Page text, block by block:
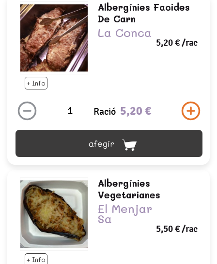
+ Info
Albergínies Facides
De Carn
La Conca
5,20 €/rac
Ració 5,20 €
afegir
+ Info
Albergínies
Vegetarianes
El Menjar
Sa
5,50 €/rac